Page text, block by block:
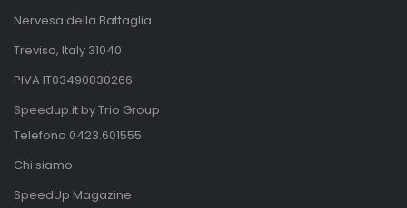
Nervesa della Battaglia
Treviso, Italy 31040
PIVA IT03490830266
Speedup.it by Trio Group
Telefono 0423.601555
Chi siamo
SpeedUp Magazine